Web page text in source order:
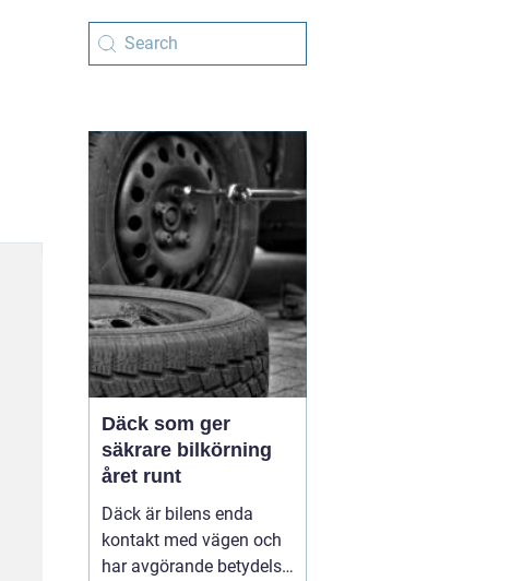
Däck som ger
säkrare bilkörning
året runt
Däck är bilens enda
kontakt med vägen och
har avgörande betydelse